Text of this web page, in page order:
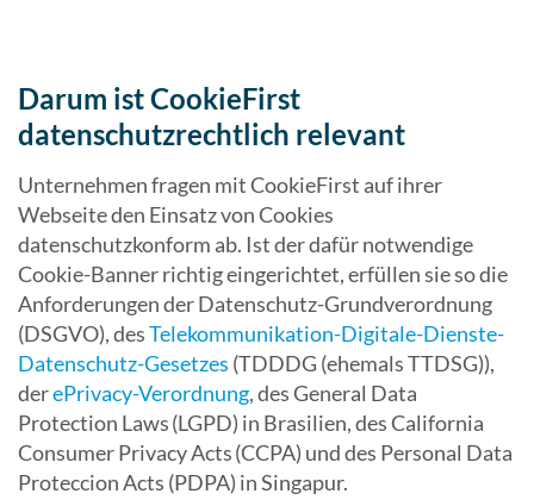
Darum ist CookieFirst
datenschutzrechtlich relevant
Unternehmen fragen mit CookieFirst auf ihrer
Webseite den Einsatz von Cookies
datenschutzkonform ab. Ist der dafür notwendige
Cookie-Banner richtig eingerichtet, erfüllen sie so die
Anforderungen der Datenschutz-Grundverordnung
(DSGVO), desTelekommunikation-Digitale-Dienste-
Datenschutz-Gesetzes (TDDDG (ehemals TTDSG)),
derePrivacy-Verordnung, des General Data
Protection Laws (LGPD) in Brasilien, des California
Consumer Privacy Acts (CCPA) und des Personal Data
Proteccion Acts (PDPA) in Singapur.